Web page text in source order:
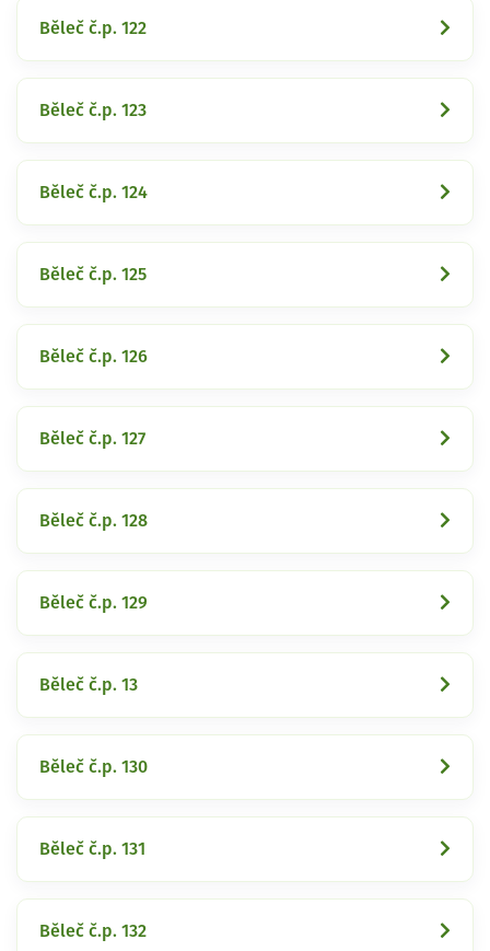
Běleč č.p. 122
Běleč č.p. 123
Běleč č.p. 124
Běleč č.p. 125
Běleč č.p. 126
Běleč č.p. 127
Běleč č.p. 128
Běleč č.p. 129
Běleč č.p. 13
Běleč č.p. 130
Běleč č.p. 131
Běleč č.p. 132